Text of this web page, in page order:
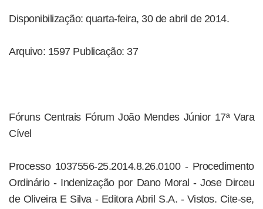
Disponibilização: quarta-feira, 30 de abril de 2014.
Arquivo: 1597 Publicação: 37
Fóruns Centrais Fórum João Mendes Júnior 17ª Vara
Cível
Processo 1037556-25.2014.8.26.0100 - Procedimento
Ordinário - Indenização por Dano Moral - Jose Dirceu
de Oliveira E Silva - Editora Abril S.A. - Vistos. Cite-se,